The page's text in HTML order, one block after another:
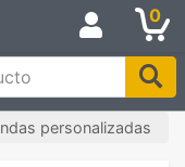
0
personalizadas